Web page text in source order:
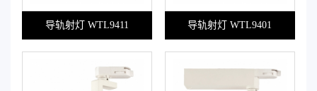
导轨射灯 WTL9411 导轨射灯 WTL9401